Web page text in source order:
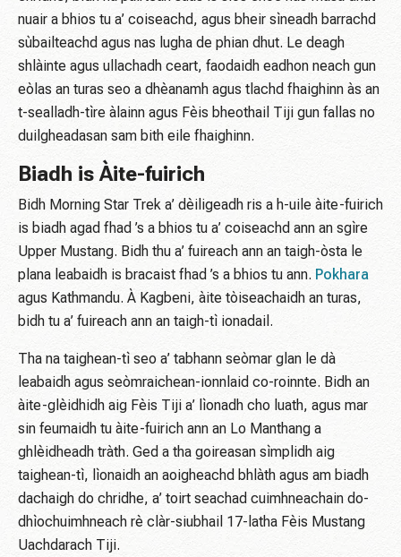
nuair a bhios tu a’ coiseachd, agus bheir sìneadh barrachd
sùbailteachd agus nas lugha de phian dhut. Le deagh
shlàinte agus ullachadh ceart, faodaidh eadhon neach gun
eòlas an turas seo a dhèanamh agus tlachd fhaighinn às an
t-sealladh-tìre àlainn agus Fèis bheothail Tiji gun fallas no
duilgheadasan sam bith eile fhaighinn.
Biadh is Àite-fuirich
Bidh Morning Star Trek a’ dèiligeadh ris a h-uile àite-fuirich
is biadh agad fhad ’s a bhios tu a’ coiseachd ann an sgìre
Upper Mustang. Bidh thu a’ fuireach ann an taigh-òsta le
plana leabaidh is bracaist fhad ’s a bhios tu ann. Pokhara
agus Kathmandu. À Kagbeni, àite tòiseachaidh an turas,
bidh tu a’ fuireach ann an taigh-tì ionadail.
Tha na taighean-tì seo a’ tabhann seòmar glan le dà
leabaidh agus seòmraichean-ionnlaid co-roinnte. Bidh an
àite-glèidhidh aig Fèis Tiji a’ lìonadh cho luath, agus mar
sin feumaidh tu àite-fuirich ann an Lo Manthang a
ghlèidheadh ​​tràth. Ged a tha goireasan sìmplidh aig
taighean-tì, lìonaidh an aoigheachd bhlàth agus am biadh
dachaigh do chridhe, a’ toirt seachad cuimhneachain do-
dhìochuimhneach rè clàr-siubhail 17-latha Fèis Mustang
Uachdarach Tiji.